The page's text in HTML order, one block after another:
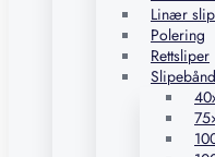
Linær
Polering
Rettsliper
Slipebånd